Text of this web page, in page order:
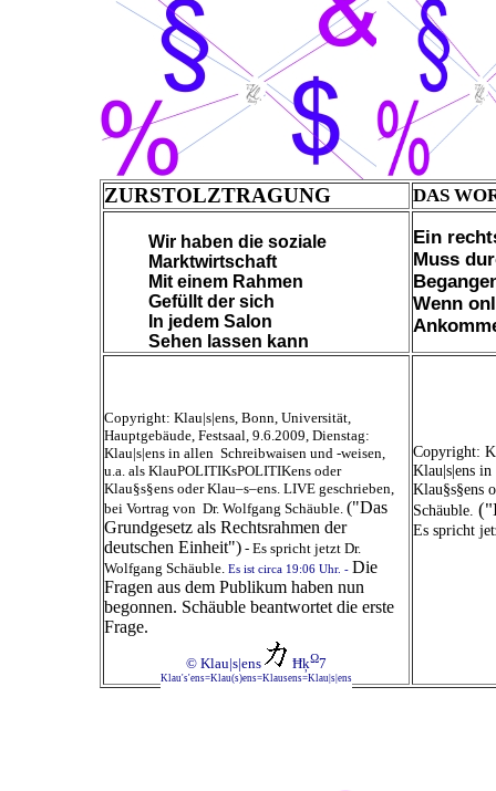
ZURSTOLZTRAGUNG DAS
Wir haben die soziale
Marktwirtschaft
Mit einem Rahmen
Gefüllt der sich
In jedem Salon
Sehen lassen kann
Ein
Muss
Wenn
Copyright: Klau|s|ens, Bonn, Universität,
Hauptgebäude, Festsaal, 9.6.2009, Dienstag:
Klau|s|ens in allen Schreibwaisen und -weisen,
u.a. als KlauPOLITIKsPOLITIKens oder
Klau§s§ens oder Klau–s–ens. LIVE geschrieben,
bei Vortrag von Dr. Wolfgang Schäuble. ("Das
Grundgesetz als Rechtsrahmen der
deutschen Einheit") - Es spricht jetzt Dr.
Wolfgang Schäuble. Es ist circa 19:06 Uhr. - Die
Fragen aus dem Publikum haben nun
begonnen. Schäuble beantwortet die erste
Frage.
© Klau|s|ens ĦķΩ7
Klau's'ens=Klau(s)ens=Klausens=Klau|s|ens
Copyright:
Klau|s|ens
Klau§s§ens
Schäuble.
Es spricht